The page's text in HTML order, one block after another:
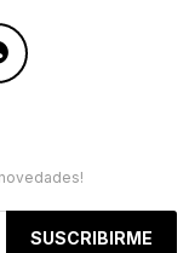
SUSCRIBIRME